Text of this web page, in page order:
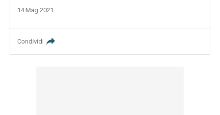
14 Mag 2021
Condividi